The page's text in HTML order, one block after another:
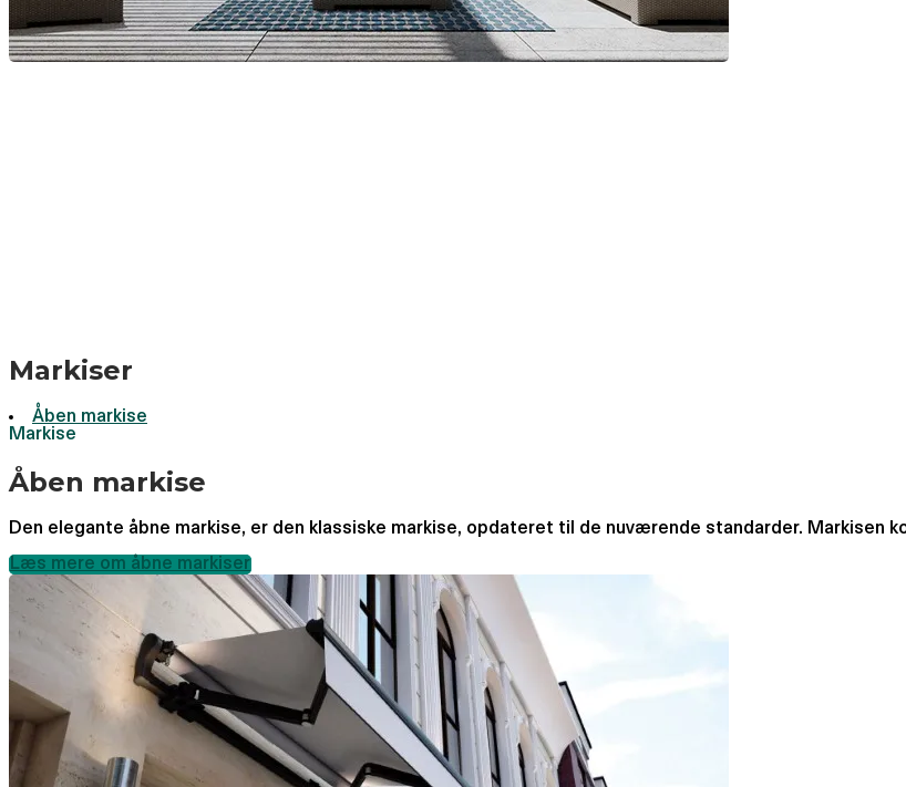
Markiser
Åben markise
Markise
Åben markise
Den elegante åbne markise, er den klassiske markise, opdateret til de nuværende standarder. Markisen
Læs mere om åbne markiser